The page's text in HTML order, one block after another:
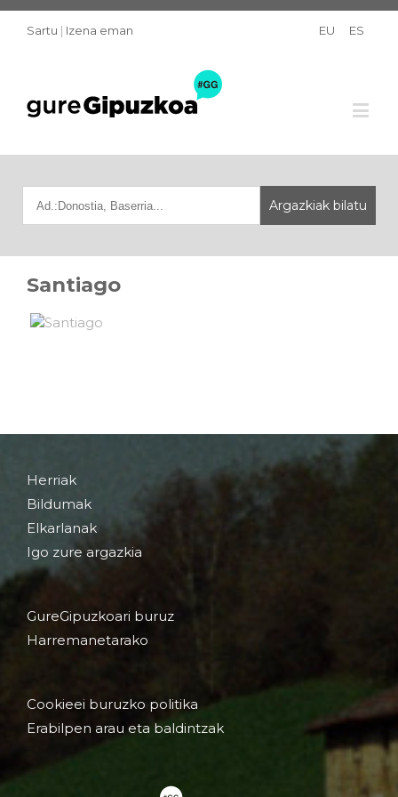
Sartu | Izena eman EU ES
Santiago
Herriak
Bildumak
Elkarlanak
Igo zure argazkia
GureGipuzkoari buruz
Harremanetarako
Cookieei buruzko politika
Erabilpen arau eta baldintzak